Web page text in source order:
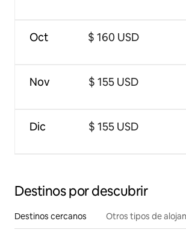
Oct
Nov
Dic
$ 160 USD
$ 155 USD
$ 155 USD
Destinos por descubrir
Destinos cercanos Otros tipos de